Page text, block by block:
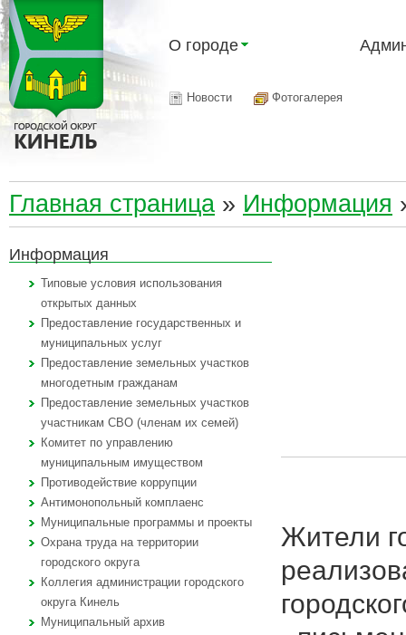
О городе
Новости Фотогалерея
Главная страница » Информация
Информация
Типовые условия использования
открытых данных
Предоставление государственных и
муниципальных услуг
Предоставление земельных участков
многодетным гражданам
Предоставление земельных участков
участникам СВО (членам их семей)
Комитет по управлению
муниципальным имуществом
Противодействие коррупции
Антимонопольный комплаенс
Муниципальные программы и проекты
Охрана труда на территории
городского округа
Коллегия администрации городского
округа Кинель
Муниципальный архив
Жители